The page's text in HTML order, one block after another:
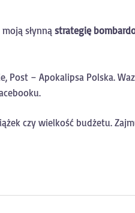
słynną strategię
– Apokalipsa Polska.
czy wielkość budżetu.